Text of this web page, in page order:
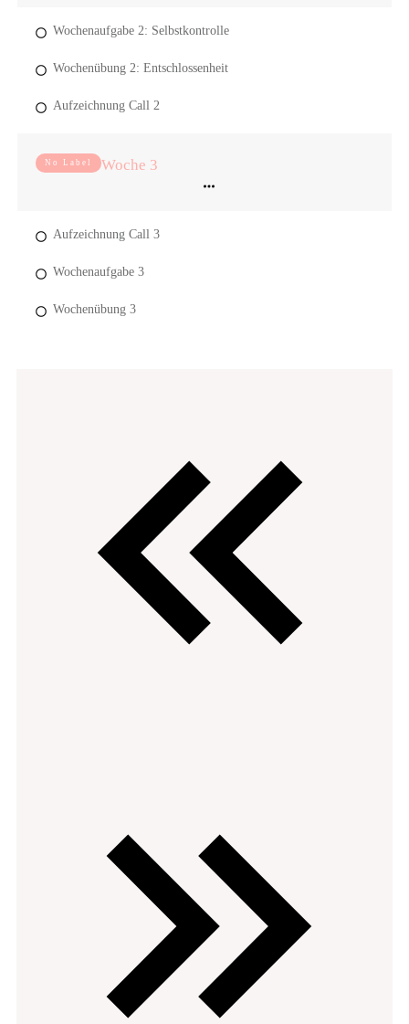
Wochenaufgabe 2: Selbstkontrolle
Wochenübung 2: Entschlossenheit
Aufzeichnung Call 2
No Label Woche 3
Aufzeichnung Call 3
Wochenaufgabe 3
Wochenübung 3